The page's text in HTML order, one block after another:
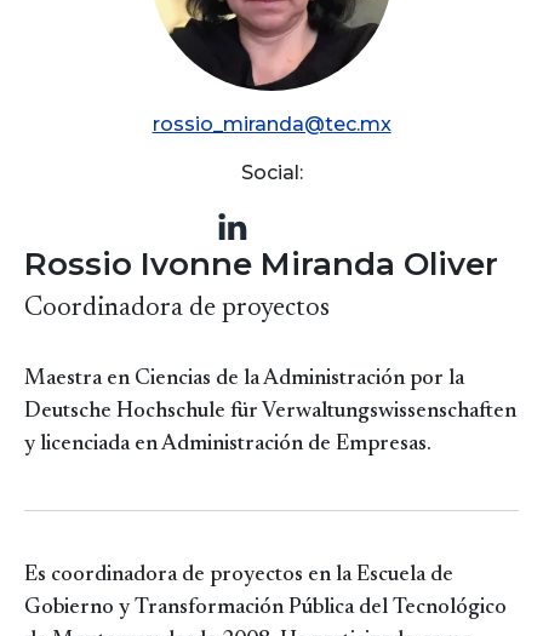
rossio_miranda@tec.mx
Social:
Rossio Ivonne Miranda Oliver
Coordinadora de proyectos
Maestra en Ciencias de la Administración por la
Deutsche Hochschule für Verwaltungswissenschaften
y licenciada en Administración de Empresas.
Es coordinadora de proyectos en la Escuela de
Gobierno y Transformación Pública del Tecnológico